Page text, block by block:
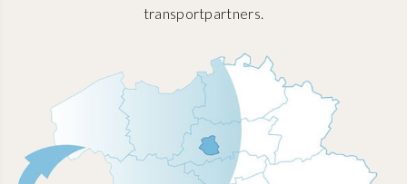
transportpartners.